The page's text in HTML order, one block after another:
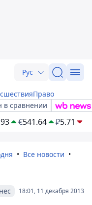
Рус
Право
в сравнении
€541.64 ₽5.71
Все новости
18:01, 11 декабря 2013